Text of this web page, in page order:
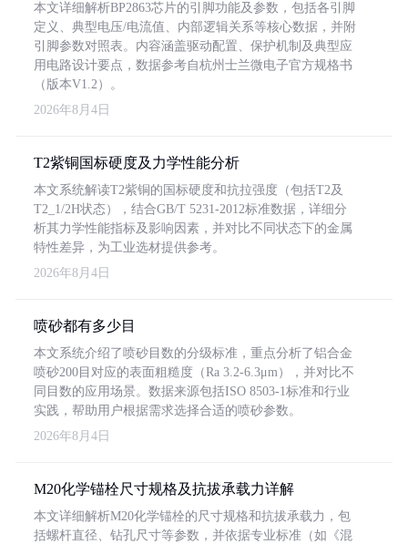
本文详细解析BP2863芯片的引脚功能及参数，包括各引脚
定义、典型电压/电流值、内部逻辑关系等核心数据，并附
引脚参数对照表。内容涵盖驱动配置、保护机制及典型应
用电路设计要点，数据参考自杭州士兰微电子官方规格书
（版本V1.2）。
2026年8月4日
T2紫铜国标硬度及力学性能分析
本文系统解读T2紫铜的国标硬度和抗拉强度（包括T2及
T2_1/2H状态），结合GB/T 5231-2012标准数据，详细分
析其力学性能指标及影响因素，并对比不同状态下的金属
特性差异，为工业选材提供参考。
2026年8月4日
喷砂都有多少目
本文系统介绍了喷砂目数的分级标准，重点分析了铝合金
喷砂200目对应的表面粗糙度（Ra 3.2-6.3μm），并对比不
同目数的应用场景。数据来源包括ISO 8503-1标准和行业
实践，帮助用户根据需求选择合适的喷砂参数。
2026年8月4日
M20化学锚栓尺寸规格及抗拔承载力详解
本文详细解析M20化学锚栓的尺寸规格和抗拔承载力，包
括螺杆直径、钻孔尺寸等参数，并依据专业标准（如《混